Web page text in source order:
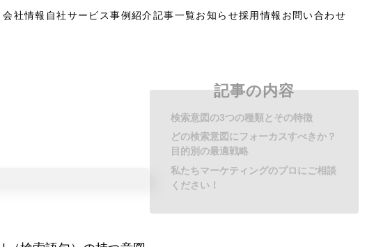
会社情報 自社サービス事例紹介記事一覧お知らせ採用情報 お問い合わせ
記事の内容
検索意図の3つの種類とその特徴
どの検索意図にフォーカスすべきか？
目的別の最適戦略
私たちマーケティングのプロにご相談
ください！